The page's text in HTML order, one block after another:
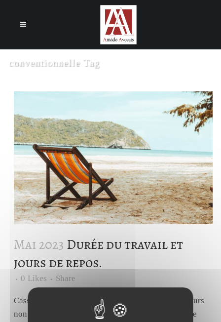
conventionnelle Tag
Mai 2023 Durée du travail et
jours de repos.
0 Likes Share
Cass., Soc. 10 mai 2023, n° 21-24036.Source Les jours
non travaillés :- issus de la répartition de la durée de